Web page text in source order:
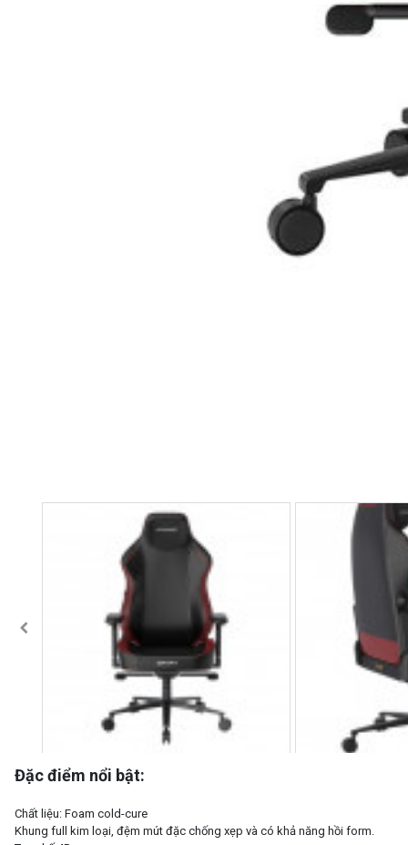
Đặc điểm nổi bật:
Chất liệu: Foam cold-cure
Khung full kim loại, đệm mút đặc chống xẹp và có khả năng hồi form.